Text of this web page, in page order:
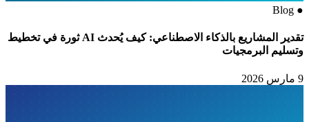
●
Blog
تقدير المشاريع بالذكاء الاصطناعي: كيف يُحدث AI ثورة في تخطيط
وتسليم البرمجيات